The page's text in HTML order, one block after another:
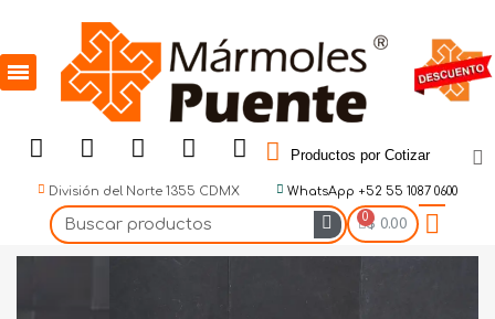
Productos por Cotizar
División del Norte 1355 CDMX WhatsApp +52 55 1087 0600
$ 0.00